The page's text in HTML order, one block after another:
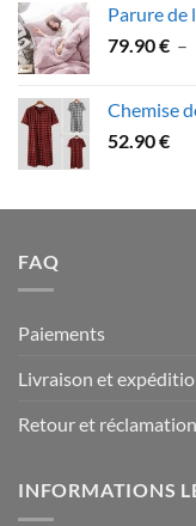
Parure de
79.90€ –
Chemise
52.90€
FAQ
Paiements
Livraison et
Retour et réclamation
INFORMATIONS